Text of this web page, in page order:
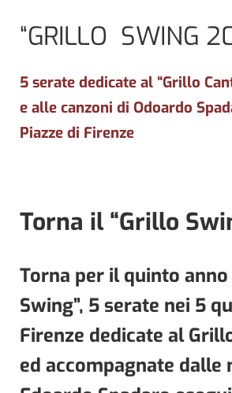
“GRILLO SWING
5 serate dedicate al “Grillo
e alle canzoni di Odoardo
Piazze di Firenze
Torna il “Grillo
Torna per il quinto anno
Swing”, 5 serate nei 5
Firenze dedicate al
ed accompagnate dalle